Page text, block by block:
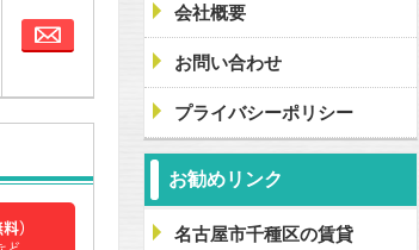
会社概要
お問い合わせ
プライバシーポリシー
お勧めリンク
名古屋市千種区の賃貸